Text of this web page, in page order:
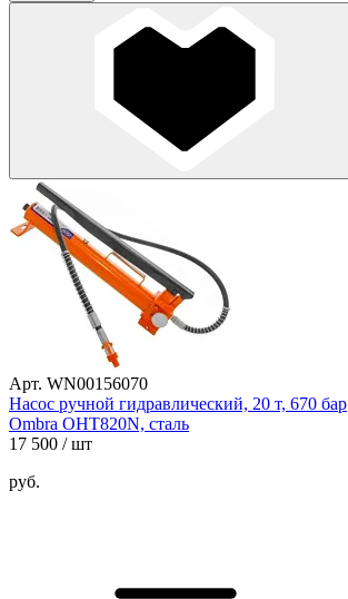
Арт. WN00156070
Насос ручной гидравлический, 20 т, 670 бар
Ombra OHT820N, сталь
17 500 / шт
руб.